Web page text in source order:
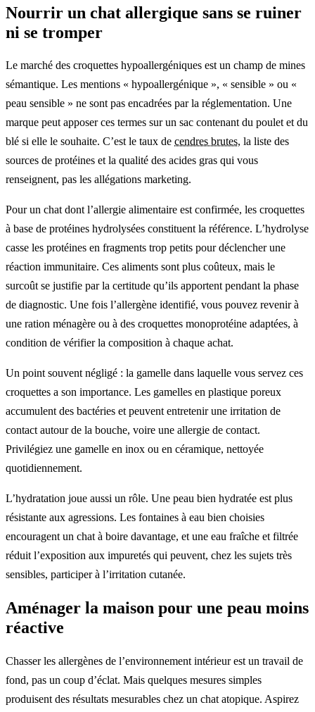
Nourrir un chat allergique sans se ruiner
ni se tromper
Le marché des croquettes hypoallergéniques est un champ de mines
sémantique. Les mentions « hypoallergénique », « sensible » ou «
peau sensible » ne sont pas encadrées par la réglementation. Une
marque peut apposer ces termes sur un sac contenant du poulet et du
blé si elle le souhaite. C’est le taux de cendres brutes, la liste des
sources de protéines et la qualité des acides gras qui vous
renseignent, pas les allégations marketing.
Pour un chat dont l’allergie alimentaire est confirmée, les croquettes
à base de protéines hydrolysées constituent la référence. L’hydrolyse
casse les protéines en fragments trop petits pour déclencher une
réaction immunitaire. Ces aliments sont plus coûteux, mais le
surcoût se justifie par la certitude qu’ils apportent pendant la phase
de diagnostic. Une fois l’allergène identifié, vous pouvez revenir à
une ration ménagère ou à des croquettes monoprotéine adaptées, à
condition de vérifier la composition à chaque achat.
Un point souvent négligé : la gamelle dans laquelle vous servez ces
croquettes a son importance. Les gamelles en plastique poreux
accumulent des bactéries et peuvent entretenir une irritation de
contact autour de la bouche, voire une allergie de contact.
Privilégiez une gamelle en inox ou en céramique, nettoyée
quotidiennement.
L’hydratation joue aussi un rôle. Une peau bien hydratée est plus
résistante aux agressions. Les fontaines à eau bien choisies
encouragent un chat à boire davantage, et une eau fraîche et filtrée
réduit l’exposition aux impuretés qui peuvent, chez les sujets très
sensibles, participer à l’irritation cutanée.
Aménager la maison pour une peau moins
réactive
Chasser les allergènes de l’environnement intérieur est un travail de
fond, pas un coup d’éclat. Mais quelques mesures simples
produisent des résultats mesurables chez un chat atopique. Aspirez